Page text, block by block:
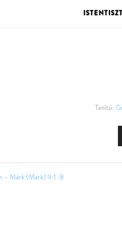
Tanító:
– Márk (Mark) 9:1-8